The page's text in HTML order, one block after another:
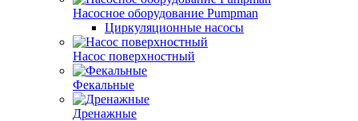
Насосное оборудование Pumpman
Циркуляционные насосы
Насос поверхностный
Фекальные
Дренажные